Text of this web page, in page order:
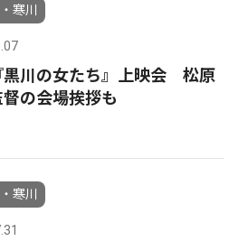
寒川
黒川の女たち』上映会 松原
の会場挨拶も
寒川